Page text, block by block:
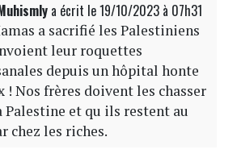
a écrit le 19/10/2023 à 07h31
a sacrifié les Palestiniens
leur roquettes
depuis un hôpital honte
! Nos frères doivent les chasser
Palestine et qu ils restent au
chez les riches.